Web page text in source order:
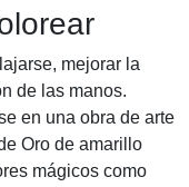
mejorar la
de las manos.
en una obra de arte
Oro de amarillo
mágicos como